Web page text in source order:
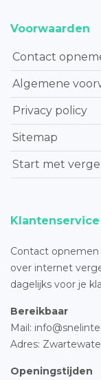
Voorwaarden
Contact
Algemene
Privacy policy
Sitemap
Start met
Klantenservice
Contact opnemen
over internet
dagelijks voor je
Bereikbaar
Mail:
Adres:
Openingstijden